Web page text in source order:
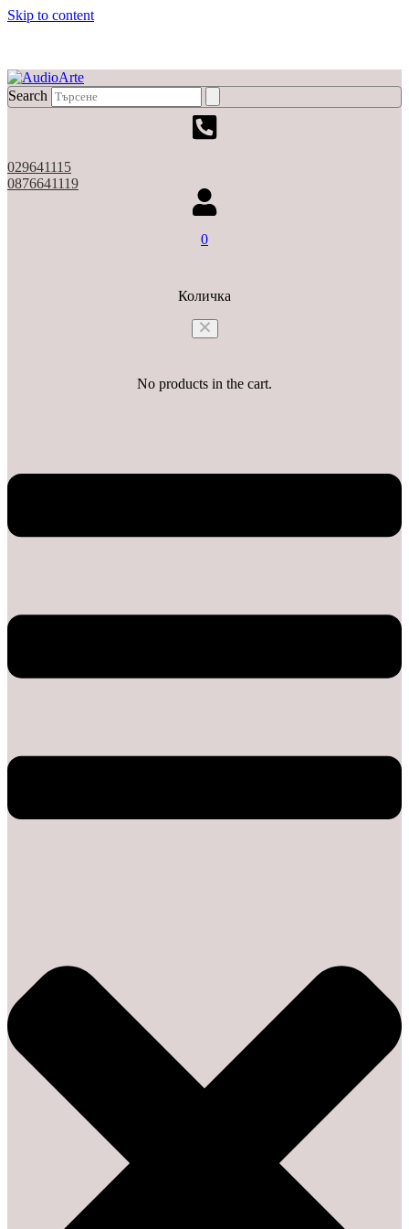
Skip to content
Search
029641115
0876641119
0
Количка
No products in the cart.